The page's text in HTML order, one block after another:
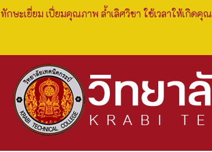
ทักษะเยี่ยม เปี่ยมคุณภาพ ล้ำเลิศวิชา ใช้เวลาให้เกิดคุณ